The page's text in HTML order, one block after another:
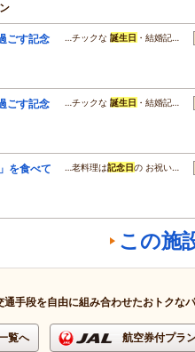
ごす記念
…チックな誕生日 ・結婚記…
ごす記念
…チックな誕生日 ・結婚記…
を食べて
…老料理は記念日の お祝い…
この施
通手段を自由に組み合わせたおトクな
覧へ 航空券付プラ